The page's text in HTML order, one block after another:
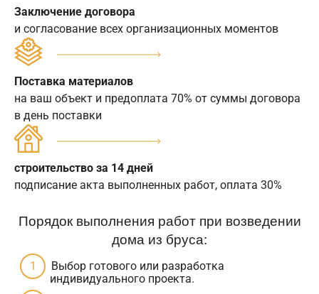
Заключение договора
и согласование всех организационных моментов
Поставка материалов
на ваш объект и предоплата 70% от суммы договора
в день поставки
строительство за 14 дней
подписание акта выполненных работ, оплата 30%
Порядок выполнения работ при возведении
дома из бруса:
Выбор готового или разработка
индивидуального проекта.